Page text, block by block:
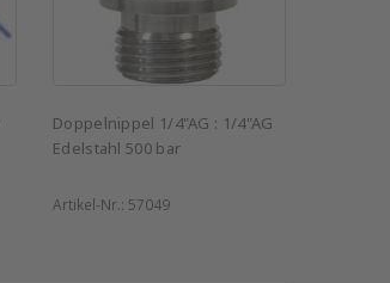
Doppelnippel 1/4"AG : 1/4"AG
Edelstahl 500 bar
Artikel-Nr.: 57049